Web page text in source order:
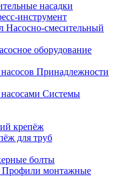
насадки
инструмент
Насосно-смесительный
оборудование
Принадлежности
Системы
крепёж
для труб
болты
Профили монтажные